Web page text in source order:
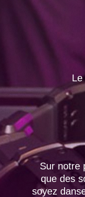
Le
Sur notre
que des
soyez